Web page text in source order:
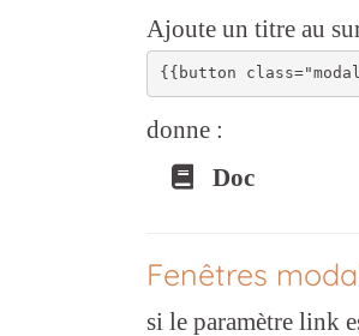
Ajoute un titre au
donne :
Doc
Fenêtres
si le paramètre link